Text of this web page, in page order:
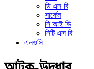
ডি এস বি
সার্কেল
সি আই ডি
সিটি এস বি
এনওসি